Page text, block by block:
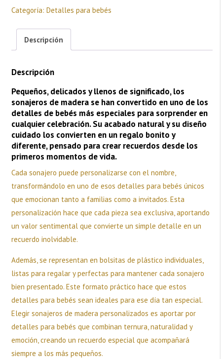
cantidad
Categoría:Detalles para bebés
Descripción
Descripción
Pequeños, delicados y llenos de significado, los
sonajeros de madera se han convertido en uno de los
detalles de bebés más especiales para sorprender en
cualquier celebración. Su acabado natural y su diseño
cuidado los convierten en un regalo bonito y
diferente, pensado para crear recuerdos desde los
primeros momentos de vida.
Cada sonajero puede personalizarse con el nombre,
transformándolo en uno de esos detalles para bebés únicos
que emocionan tanto a familias como a invitados. Esta
personalización hace que cada pieza sea exclusiva, aportando
un valor sentimental que convierte un simple detalle en un
recuerdo inolvidable.
Además, se representan en bolsitas de plástico individuales,
listas para regalar y perfectas para mantener cada sonajero
bien presentado. Este formato práctico hace que estos
detalles para bebés sean ideales para ese día tan especial.
Elegir sonajeros de madera personalizados es aportar por
detalles para bebés que combinan ternura, naturalidad y
emoción, creando un recuerdo especial que acompañará
siempre a los más pequeños.